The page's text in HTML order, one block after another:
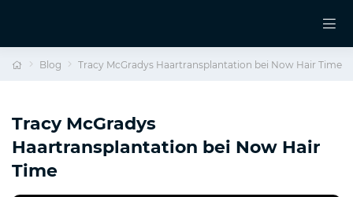
Blog Tracy McGradys Haartransplantation bei Now Hair Time
Tracy McGradys
Haartransplantation bei Now Hair
Time